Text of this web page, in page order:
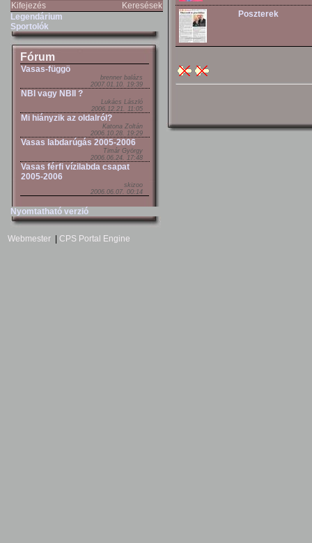
Kifejezés
Keresések
Legendárium
Sportolók
Fórum
Vasas-függö
brenner balázs
2007.01.10. 19:39
NBI vagy NBII ?
Lukács László
2006.12.21. 11:05
Mi hiányzik az oldalról?
Katona Zoltán
2006.10.28. 19:29
Vasas labdarúgás 2005-2006
Timár György
2006.06.24. 17:48
Vasas férfi vízilabda csapat
2005-2006
skizoo
2006.06.07. 00:14
Nyomtatható verzió
Poszterek
Webmester CPS Portal Engine